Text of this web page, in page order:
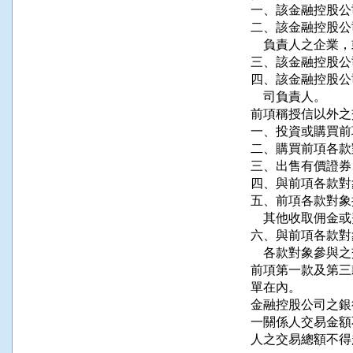
一、該金融控股
二、該金融控股
負責人之企業
三、該金融控股
四、該金融控股
    司負責人。
前項稱授信以外
一、投資或購買
二、購買前項各
三、出售有價證
四、與前項各款
五、前項各款對
其他收取佣金
六、與前項各款
各款對象參與
前項第一款及第
單在內。
金融控股公司之
一關係人交易金
人之交易總額不